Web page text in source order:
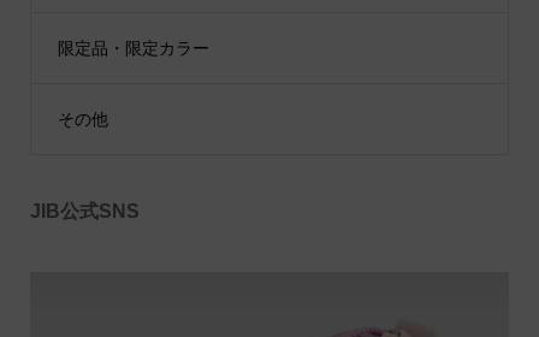
限定品・限定カラー
その他
JIB公式SNS